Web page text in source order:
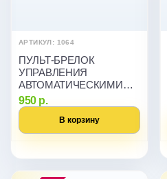
АРТИКУЛ: 1064
ПУЛЬТ-БРЕЛОК
УПРАВЛЕНИЯ
АВТОМАТИЧЕСКИМИ
ВОРОТАМИ И
ШЛАГБАУМАМИ AN-
MOTORS AT-4
950 р.
В корзину